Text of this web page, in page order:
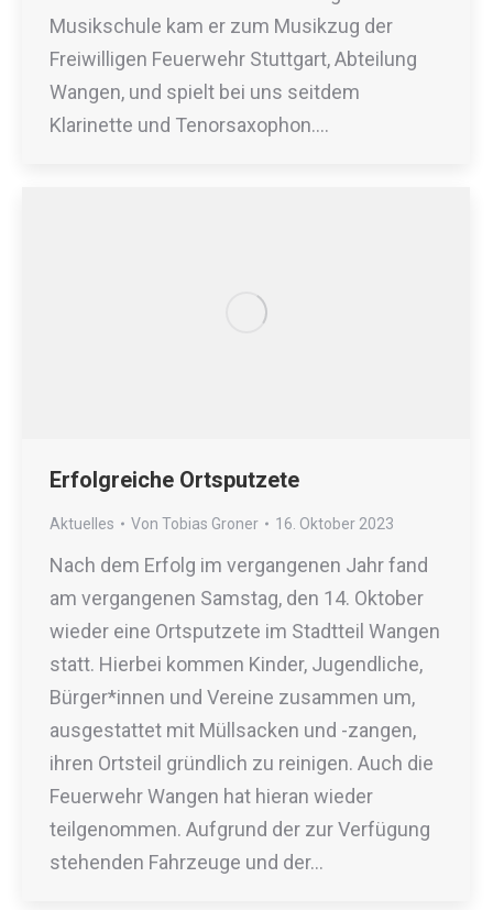
Musikschule kam er zum Musikzug der
Freiwilligen Feuerwehr Stuttgart, Abteilung
Wangen, und spielt bei uns seitdem
Klarinette und Tenorsaxophon.…
Erfolgreiche Ortsputzete
Aktuelles Von Tobias Groner 16. Oktober 2023
Nach dem Erfolg im vergangenen Jahr fand
am vergangenen Samstag, den 14. Oktober
wieder eine Ortsputzete im Stadtteil Wangen
statt. Hierbei kommen Kinder, Jugendliche,
Bürger*innen und Vereine zusammen um,
ausgestattet mit Müllsacken und -zangen,
ihren Ortsteil gründlich zu reinigen. Auch die
Feuerwehr Wangen hat hieran wieder
teilgenommen. Aufgrund der zur Verfügung
stehenden Fahrzeuge und der…